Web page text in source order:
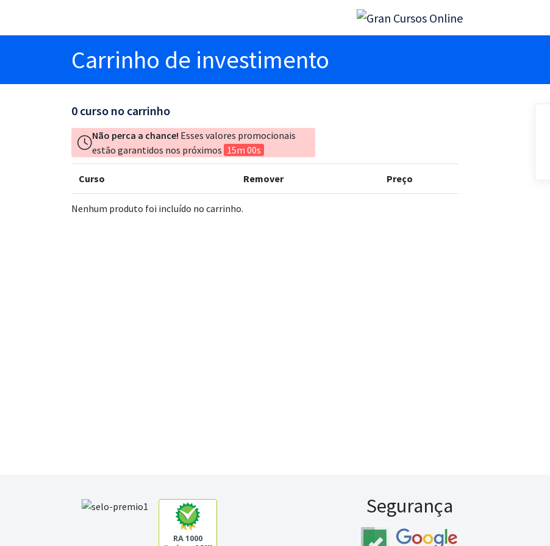
Carrinho de investimento
0 curso no carrinho
Não perca a chance! Esses valores promocionais
estão garantidos nos próximos 15m 00s
Curso Remover Preço
Nenhum produto foi incluído no carrinho.
RA 1000
Segurança